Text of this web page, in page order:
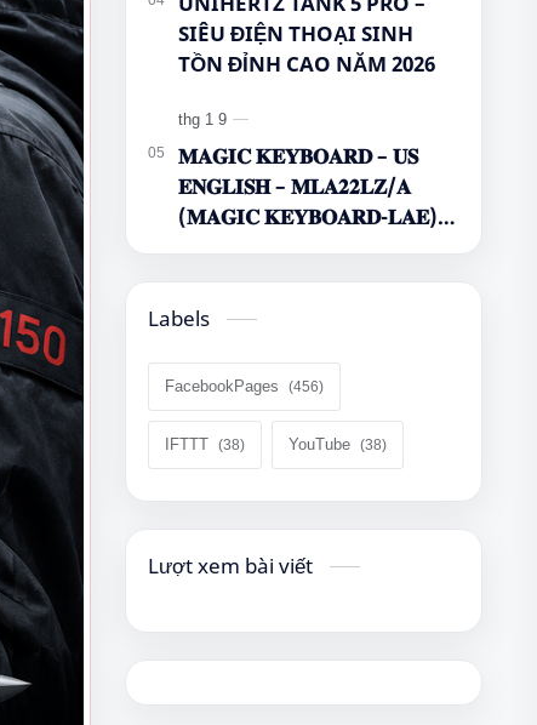
SIÊU ĐIỆN THOẠI SINH
TỒN ĐỈNH CAO NĂM 2026
𝐌𝐀𝐆𝐈𝐂 𝐊𝐄𝐘𝐁𝐎𝐀𝐑𝐃 – 𝐔𝐒
𝐄𝐍𝐆𝐋𝐈𝐒𝐇 – 𝐌𝐋𝐀𝟐𝟐𝐋𝐙/𝐀
(𝐌𝐀𝐆𝐈𝐂 𝐊𝐄𝐘𝐁𝐎𝐀𝐑𝐃-𝐋𝐀𝐄)
Labels
FacebookPages
IFTTT YouTube
Lượt xem bài viết